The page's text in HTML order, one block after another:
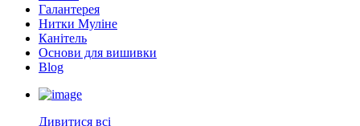
Галантерея
Нитки Муліне
Канітель
Основи для вишивки
Blog
Дивитися всі